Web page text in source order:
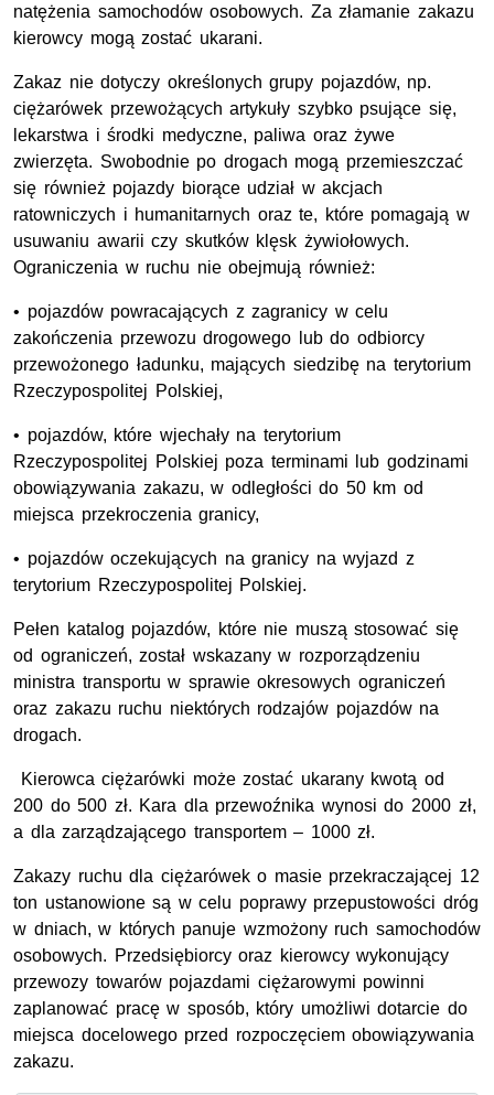
natężenia samochodów osobowych. Za złamanie zakazu
kierowcy mogą zostać ukarani.
Zakaz nie dotyczy określonych grupy pojazdów, np.
ciężarówek przewożących artykuły szybko psujące się,
lekarstwa i środki medyczne, paliwa oraz żywe
zwierzęta. Swobodnie po drogach mogą przemieszczać
się również pojazdy biorące udział w akcjach
ratowniczych i humanitarnych oraz te, które pomagają w
usuwaniu awarii czy skutków klęsk żywiołowych.
Ograniczenia w ruchu nie obejmują również:
• pojazdów powracających z zagranicy w celu
zakończenia przewozu drogowego lub do odbiorcy
przewożonego ładunku, mających siedzibę na terytorium
Rzeczypospolitej Polskiej,
• pojazdów, które wjechały na terytorium
Rzeczypospolitej Polskiej poza terminami lub godzinami
obowiązywania zakazu, w odległości do 50 km od
miejsca przekroczenia granicy,
• pojazdów oczekujących na granicy na wyjazd z
terytorium Rzeczypospolitej Polskiej.
Pełen katalog pojazdów, które nie muszą stosować się
od ograniczeń, został wskazany w rozporządzeniu
ministra transportu w sprawie okresowych ograniczeń
oraz zakazu ruchu niektórych rodzajów pojazdów na
drogach.
Kierowca ciężarówki może zostać ukarany kwotą od
200 do 500 zł. Kara dla przewoźnika wynosi do 2000 zł,
a dla zarządzającego transportem – 1000 zł.
Zakazy ruchu dla ciężarówek o masie przekraczającej 12
ton ustanowione są w celu poprawy przepustowości dróg
w dniach, w których panuje wzmożony ruch samochodów
osobowych. Przedsiębiorcy oraz kierowcy wykonujący
przewozy towarów pojazdami ciężarowymi powinni
zaplanować pracę w sposób, który umożliwi dotarcie do
miejsca docelowego przed rozpoczęciem obowiązywania
zakazu.